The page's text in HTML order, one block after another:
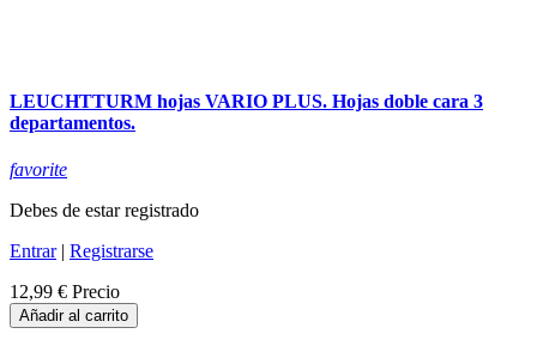
LEUCHTTURM hojas VARIO PLUS. Hojas doble cara 3
departamentos.
favorite
Debes de estar registrado
Entrar| Registrarse
12,99 € Precio
Añadir al carrito